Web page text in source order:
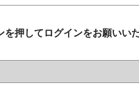
押してログインをお願いいた